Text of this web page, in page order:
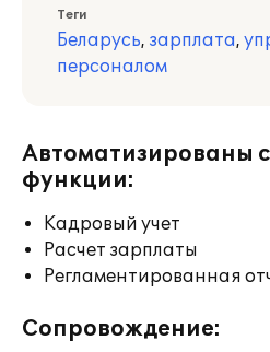
Теги
Беларусь, зарплата,
персоналом
Автоматизированы
функции:
Кадровый учет
Расчет зарплаты
Регламентированная
Сопровождение: